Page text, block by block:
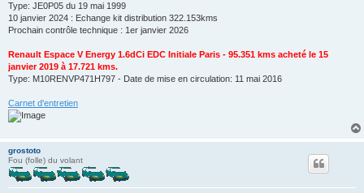
Type: JE0P05 du 19 mai 1999
10 janvier 2024 : Echange kit distribution 322.153kms
Prochain contrôle technique : 1er janvier 2026
Renault Espace V Energy 1.6dCi EDC Initiale Paris - 95.351 kms acheté le 15
janvier 2019 à 17.721 kms.
Type: M10RENVP471H797 - Date de mise en circulation: 11 mai 2016
Carnet d'entretien
grostoto
Fou (folle) du volant